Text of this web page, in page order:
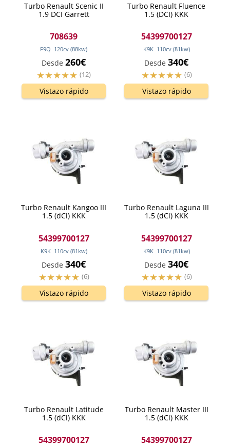
Turbo Renault Scenic II
1.9 DCI Garrett
708639
F9Q 120cv (88kw)
Desde 260€
(12)
Vistazo rápido
Turbo Renault Fluence
1.5 (DCI) KKK
54399700127
K9K 110cv (81 kw)
Desde 340€
(6)
Vistazo rápido
Turbo Renault Kangoo III
1.5 (dCi) KKK
54399700127
K9K 110cv (81 kw)
Desde 340€
(6)
Vistazo rápido
Turbo Renault Laguna III
1.5 (dCi) KKK
54399700127
K9K 110cv (81 kw)
Desde 340€
(6)
Vistazo rápido
Turbo Renault Latitude
1.5 (dCi) KKK
54399700127
Turbo Renault Master III
1.5 (dCi) KKK
54399700127